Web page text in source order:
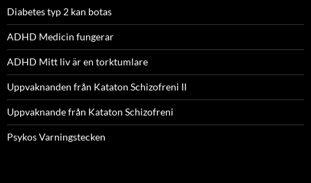
Diabetes typ 2 kan botas
ADHD Medicin fungerar
ADHD Mitt liv är en torktumlare
Uppvaknanden från Kataton Schizofreni II
Uppvaknande från Kataton Schizofreni
Psykos Varningstecken